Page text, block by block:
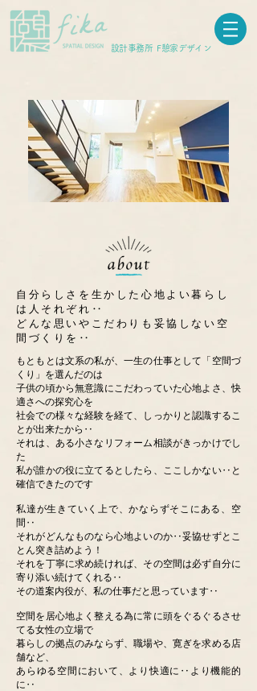
​設計事務所 F憩家デザイン
自分らしさを生かした心地よい暮らし
は人それぞれ‥
どんな思いやこだわりも妥協しない空
間づくりを‥
もともとは文系の私が、一生の仕事として「空間づ
くり」を選んだのは
子供の頃から無意識にこだわっていた心地よさ、快
適さへの探究心を
社会での様々な経験を経て、しっかりと認識するこ
とが出来たから‥
それは、ある小さなリフォーム相談がきっかけでし
た
私が誰かの役に立てるとしたら、ここしかない‥と
確信できたのです
私達が生きていく上で、かならずそこにある、空
間‥
それがどんなものなら心地よいのか‥妥協せずとこ
とん突き詰めよう！
それを丁寧に求め続ければ、その空間は必ず自分に
寄り添い続けてくれる‥
その道案内役が、私の仕事だと思っています‥
空間を居心地よく整える為に常に頭をぐるぐるさせ
てる女性の立場で
暮らしの拠点のみならず、職場や、寛ぎを求める店
舗など、
あらゆる空間において、より快適に‥より機能的
に‥